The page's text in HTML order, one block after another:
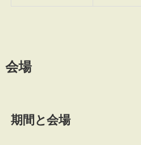
会場
期間と会場